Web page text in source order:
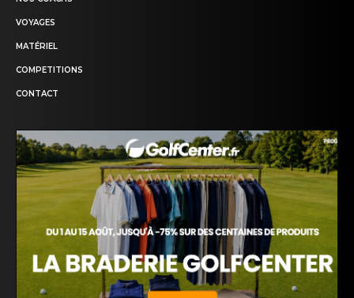
VOYAGES
MATÉRIEL
COMPETITIONS
CONTACT